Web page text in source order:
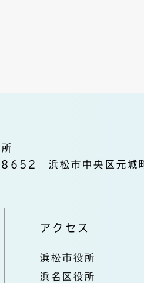
浜松市中央区元城
アクセス
浜松市役所
浜名区役所